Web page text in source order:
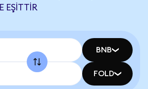
EŞITTIR
BNB
FOLD